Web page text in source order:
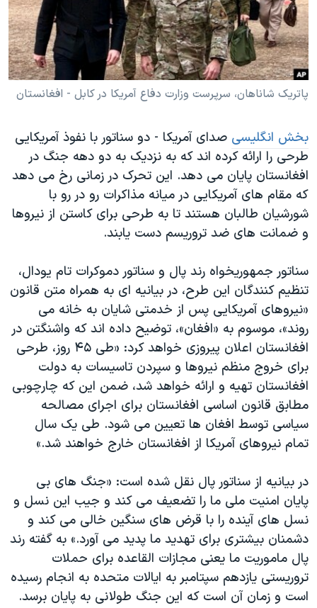
فرهنگ و زندگی
حقوق شهروندی
اقتصادی
علم و فناوری
گالری عکس
آرشیو پخش زنده
مستندها
انتخابات ریاست جمهوری آمریکا ۲۰۲۴
حمله جمهوری اسلامی به اسرائیل
رمز مهسا
اعتراضات زن، زندگی، آزادی
مجموعه مستندهای دادخواهی
تریبونال مردمی آبان ۹۸
دادگاه حمید نوری
چهل سال گروگان‌گیری
قانون شفافیت دارائی کادر رهبری ایران
اعتراضات مردمی آبان ۹۸
اسرائیل در جنگ
نرگس محمدی برنده جایزه نوبل صلح
همایش محافظه‌کاران آمریکا «سی‌پک»
صفحه‌های ویژه
سفر پرزیدنت ترامپ به چین
دنبال کنید
پاتریک شاناهان، سرپرست وزارت دفاع آمریکا در کابل - افغانستان
بخش انگلیسی صدای آمریکا - دو سناتور با نفوذ آمریکایی
طرحی را ارائه کرده اند که به نزدیک به دو دهه جنگ در
افغانستان پایان می دهد. این تحرک در زمانی رخ می دهد
که مقام های آمریکایی در میانه مذاکرات رو در رو با
شورشیان طالبان هستند تا به طرحی برای کاستن از نیروها
و ضمانت های ضد تروریسم دست یابند.
سناتور جمهوریخواه رند پال و سناتور دموکرات تام یودال،
تنظیم کنندگان این طرح، در بیانیه ای به همراه متن قانون
«نیروهای آمریکایی پس از خدمتی شایان به خانه می
روند»، موسوم به «افغان»، توضیح داده اند که واشنگتن در
افغانستان اعلان پیروزی خواهد کرد: «طی ۴۵ روز، طرحی
برای خروج منظم نیروها و سپردن تاسیسات به دولت
افغانستان تهیه و ارائه خواهد شد، ضمن این که چارچوبی
مطابق قانون اساسی افغانستان برای اجرای مصالحه
سیاسی توسط افغان ها تعیین می شود. طی یک سال
تمام نیروهای آمریکا از افغانستان خارج خواهند شد.»
در بیانیه از سناتور پال نقل شده است: «جنگ های بی
پایان امنیت ملی ما را تضعیف می کند و جیب این نسل و
نسل های آینده را با قرض های سنگین خالی می کند و
دشمنان بیشتری برای تهدید ما پدید می آورد.» به گفته رند
پال ماموریت ما یعنی مجازات القاعده برای حملات
تروریستی یازدهم سپتامبر به ایالات متحده به انجام رسیده
است و زمان آن است که این جنگ طولانی به پایان برسد.